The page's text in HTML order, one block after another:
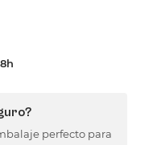
perfecto para